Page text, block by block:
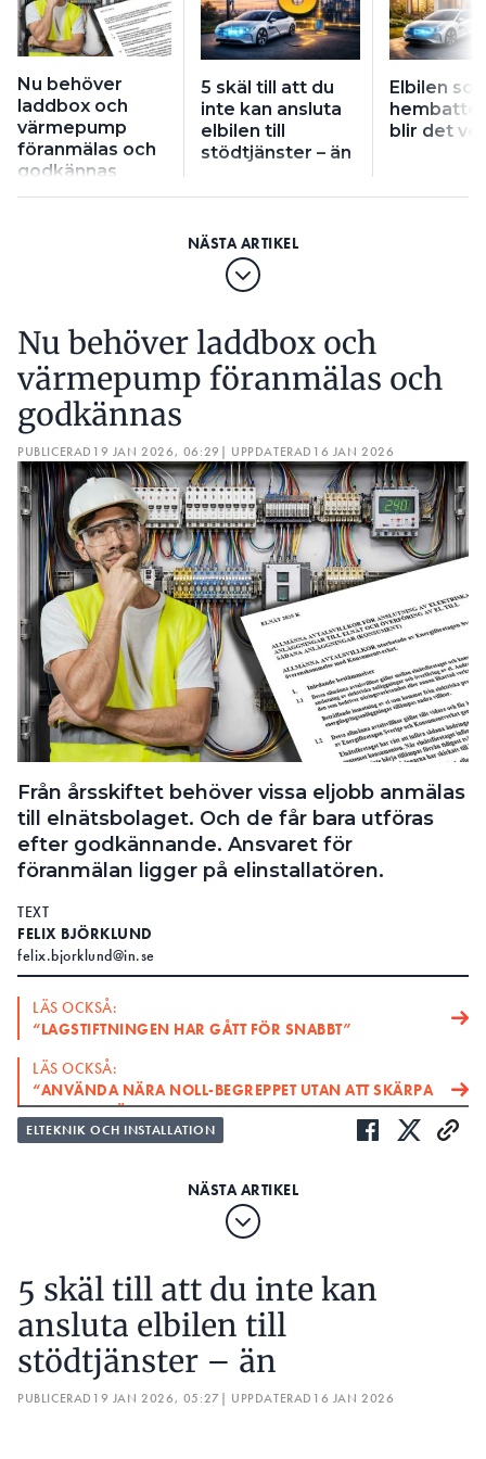
Nu behöver
laddbox och
värmepump
föranmälas och
godkännas
5 skäl till att du
inte kan ansluta
elbilen till
stödtjänster – än
Elbilen
blir det
Nu behöver laddbox och
värmepump föranmälas och
godkännas
PUBLICERAD 19 JAN 2026, 06:29 | UPPDATERAD 16 JAN 2026
Från årsskiftet behöver vissa eljobb anmälas
till elnätsbolaget. Och de får bara utföras
efter godkännande. Ansvaret för
föranmälan ligger på elinstallatören.
TEXT
FELIX BJÖRKLUND
felix.bjorklund@in.se
LÄS OCKSÅ:
“LAGSTIFTNINGEN HAR GÅTT FÖR SNABBT”
LÄS OCKSÅ:
“ANVÄNDA NÄRA NOLL-BEGREPPET UTAN ATT SKÄRPA
REGLERNA ÄR LURENDREJERI”
sitt eluttag ska förändringen föranmälas till
elnätsföretaget. Regeln har funnits länge, men
fram till nu har det varit otydligt vad som faktiskt
Konsumentverket agerat på och i de nya villkoren
Elnät2025k förtydligas vilka installationer som ska
föranmälas.
Det specificeras i punkt 5.9 där det står:
”Elinstallationsarbete som medför behov av ny
ELTEKNIK OCH INSTALLATION
5 skäl till att du inte kan
ansluta elbilen till
stödtjänster – än
PUBLICERAD 19 JAN 2026, 05:27| UPPDATERAD 16 JAN 2026